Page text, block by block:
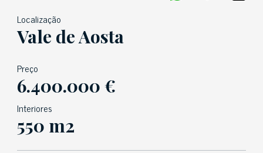
Localização
Vale de Aosta
Preço
6.400.000 €
Interiores
550 m2